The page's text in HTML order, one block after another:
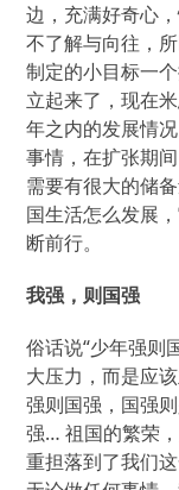
边，充满好奇心
不了解与向往，
制定的小目标一
立起来了，现在
年之内的发展情
事情，在扩张期
需要有很大的储
国生活怎么发展
断前行。
我强，则国强
俗话说“少年强则
大压力，而是应
强则国强，国强
强… 祖国的繁荣
重担落到了我们